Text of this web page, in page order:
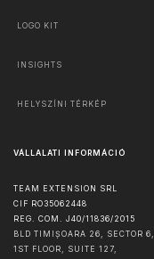
LOGO KIT
INSIGHTS
HELYSZÍNI TÉRKÉP
VÁLLALATI INFORMÁCIÓ
TEAM EXTENSION SRL
CIF RO35062448
REG. COM. J40/11836/2015
BLD TIMIȘOARA 26, SECTOR 6,
1ST FLOOR, SUITE 127,